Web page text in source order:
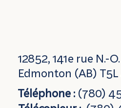
12852, 141e rue N.-O.
Edmonton (AB)
Téléphone : (780)